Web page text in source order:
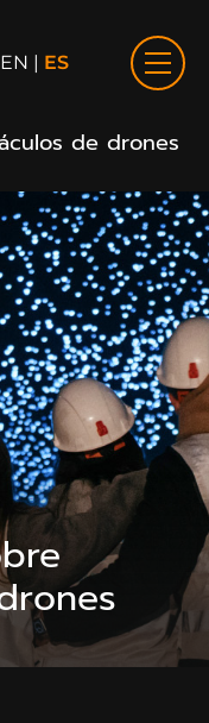
EN | ES
de drones